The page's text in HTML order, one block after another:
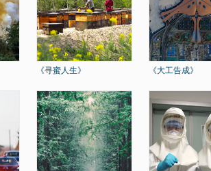
《寻蜜人生》 《大工告成》